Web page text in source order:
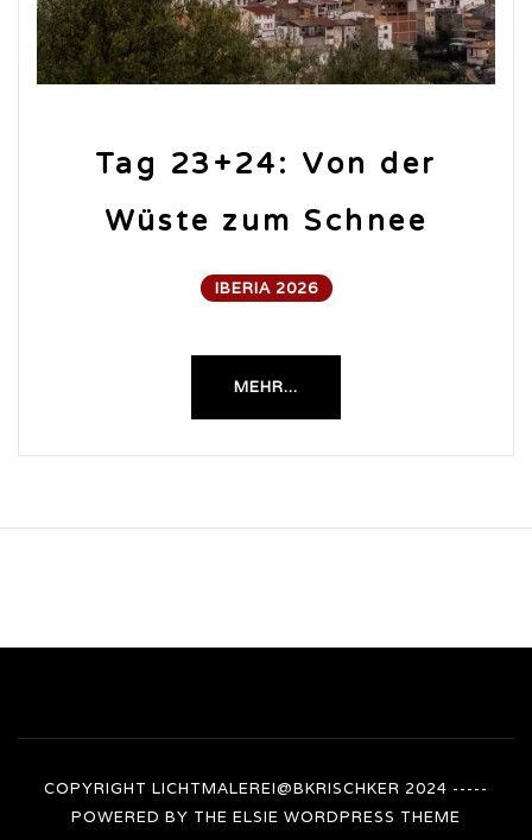
Tag 23+24: Von der
Wüste zum Schnee
IBERIA 2026
MEHR...
COPYRIGHT LICHTMALEREI@BKRISCHKER 2024 -----
POWERED BY THE ELSIE WORDPRESS THEME